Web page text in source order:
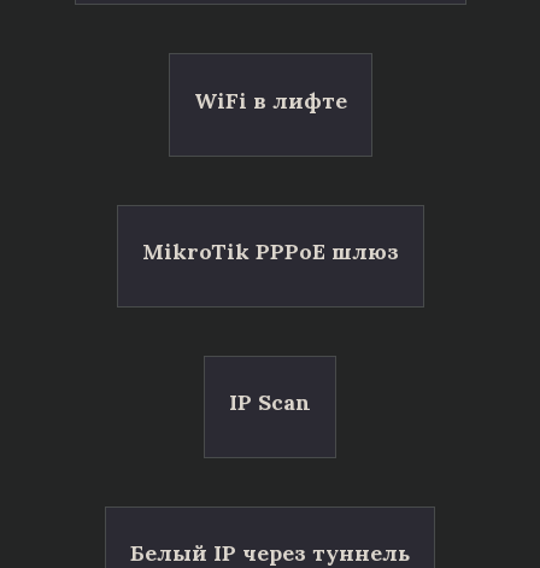
WiFi в лифте
MikroTik PPPoE шлюз
IP Scan
Белый IP через туннель